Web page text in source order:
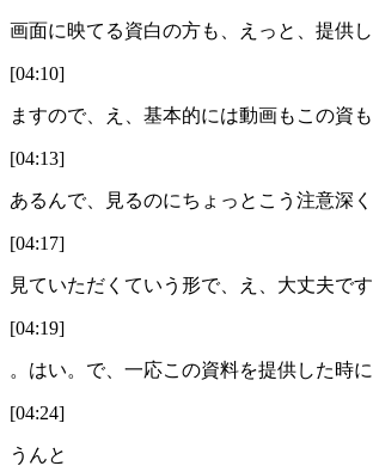
画面に映てる資白の方も、えっと、提供し
[04:10]
ますので、え、基本的には動画もこの資も
[04:13]
あるんで、見るのにちょっとこう注意深く
[04:17]
見ていただくていう形で、え、大丈夫です
[04:19]
。はい。で、一応この資料を提供した時に
[04:24]
うんと